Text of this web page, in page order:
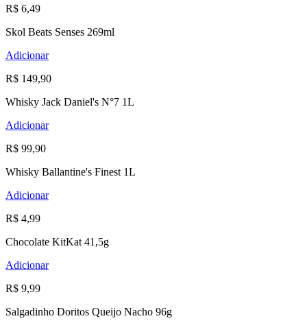
R$ 6,49
Skol Beats Senses 269ml
Adicionar
R$ 149,90
Whisky Jack Daniel's N°7 1L
Adicionar
R$ 99,90
Whisky Ballantine's Finest 1L
Adicionar
R$ 4,99
Chocolate KitKat 41,5g
Adicionar
R$ 9,99
Salgadinho Doritos Queijo Nacho 96g